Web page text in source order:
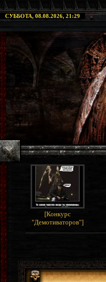
СУББОТА, 08.08.2026, 21:29
[Конкурс
"Демотиваторов"]